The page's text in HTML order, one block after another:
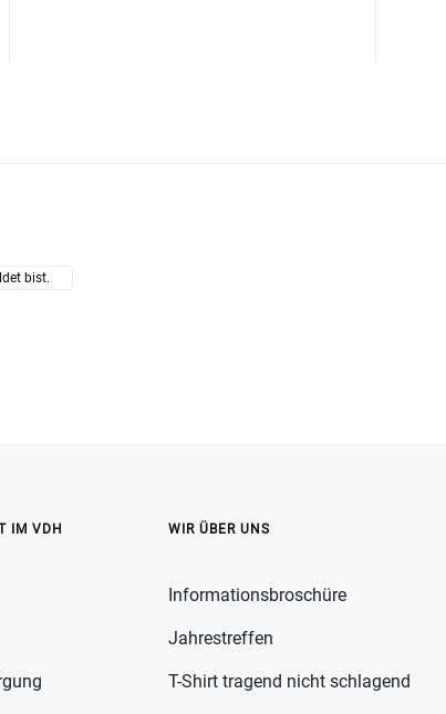
bist.
IM VDH WIR ÜBER UNS
Informationsbroschüre
Jahrestreffen
T-Shirt tragend nicht schlagend